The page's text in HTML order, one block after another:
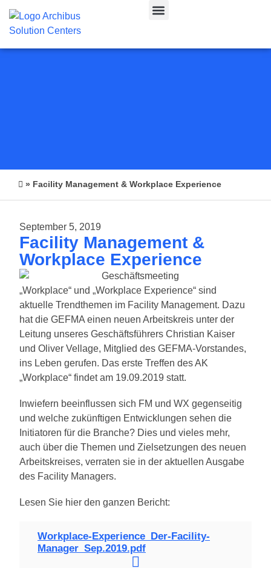
» Facility Management & Workplace Experience
September 5, 2019
Facility Management &
Workplace Experience
„Workplace“ und „Workplace Experience“ sind
aktuelle Trendthemen im Facility Management. Dazu
hat die GEFMA einen neuen Arbeitskreis unter der
Leitung unseres Geschäftsführers Christian Kaiser
und Oliver Vellage, Mitglied des GEFMA-Vorstandes,
ins Leben gerufen. Das erste Treffen des AK
„Workplace“ findet am 19.09.2019 statt.
Inwiefern beeinflussen sich FM und WX gegenseitig
und welche zukünftigen Entwicklungen sehen die
Initiatoren für die Branche? Dies und vieles mehr,
auch über die Themen und Zielsetzungen des neuen
Arbeitskreises, verraten sie in der aktuellen Ausgabe
des Facility Managers.
Lesen Sie hier den ganzen Bericht:
Workplace-Experience_Der-Facility-
Manager_Sep.2019.pdf